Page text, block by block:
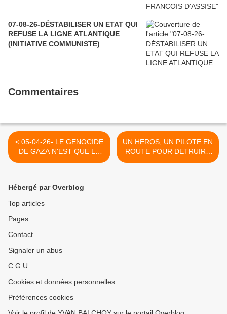
07-08-26-DÉSTABILISER UN ETAT QUI
REFUSE LA LIGNE ATLANTIQUE
(INITIATIVE COMMUNISTE)
Commentaires
< 05-04-26- LE GENOCIDE
DE GAZA N'EST QUE LE
DEBUT (CHRIS HEDGES -
UN HEROS, UN PILOTE EN
ROUTE POUR DETRUIRE
ET TUER? NON, TROIS
Hébergé par Overblog
Top articles
Pages
Contact
Signaler un abus
C.G.U.
Cookies et données personnelles
Préférences cookies